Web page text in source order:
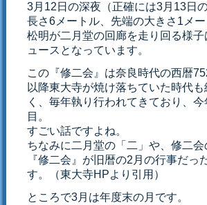
3月12日の深夜（正確には3月13日
長さ6メートル、先端の大きさ1メ
松明が二月堂の回廊を走り回る様
ュースとなっています。
この『修二会』は奈良時代の西暦
以降東大寺が焼け落ちていた時代
く、毎年執り行われてきており、今
目。
すごい話ですよね。
ちなみに二月堂の「二」や、修二会
『修二会』が旧暦の2月の行事だっ
す。（東大寺HPより引用）
ところで3月は年度末の月です。